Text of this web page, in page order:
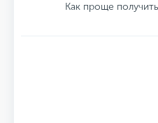
Как проще